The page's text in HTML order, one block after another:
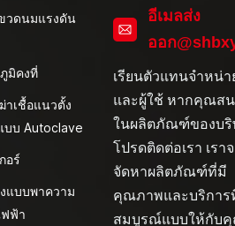
วดนมแรงดัน
มิคงที่
าเชื้อแนวตั้ง
บบ Autoclave
อร์
แบบพาความ
ฟ้า
อีเมลส่ง
ออก
เรียนตัวแทนจำหน่า
และผู้ใช้ หากคุณสน
ในผลิตภัณฑ์ของบ
โปรดติดต่อเรา เราจ
จัดหาผลิตภัณฑ์ที่มี
คุณภาพและบริการ
สมบูรณ์แบบให้กับ